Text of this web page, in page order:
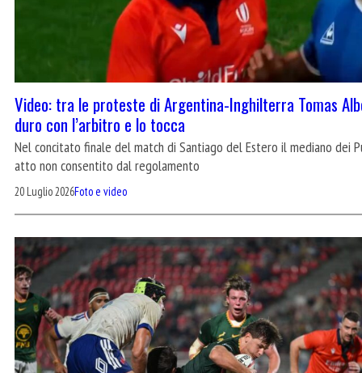
Video: tra le proteste di Argentina-Inghilterra Tomas
duro con l’arbitro e lo tocca
Nel concitato finale del match di Santiago del Estero il mediano dei
atto non consentito dal regolamento
20 Luglio 2026Foto e video